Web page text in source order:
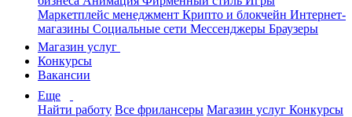
Маркетплейс менеджмент Крипто и блокчейн Интернет-
магазины Социальные сети Мессенджеры Браузеры
Магазин услуг
Конкурсы
Вакансии
Еще
Найти работу Все фрилансеры Магазин услуг Конкурсы